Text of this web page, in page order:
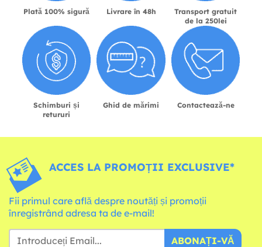
Plată 100% sigură Livrare în 48h
Transport gratuit
de la 250lei
Schimburi și
retururi
Ghid de mărimi Contactează-ne
ACCES LA PROMOȚII EXCLUSIVE*
Fii primul care află despre noutăți și promoții
înregistrând adresa ta de e-mail!
ABONAȚI-VĂ